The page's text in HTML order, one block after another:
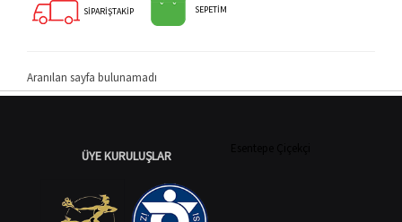
İletişim SİPARİŞTAKİP SEPETİM
Aranılan sayfa bulunamadı
ÜYE KURULUŞLAR